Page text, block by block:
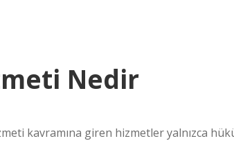
Nedir
kavramına giren hizmetler yalnızca